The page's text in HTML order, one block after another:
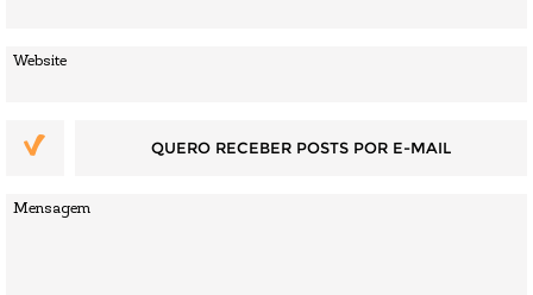
QUERO RECEBER POSTS POR E-MAIL